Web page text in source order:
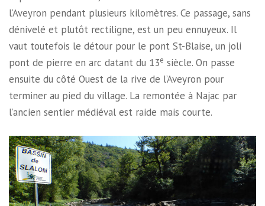
l’Aveyron pendant plusieurs kilomètres. Ce passage, sans
dénivelé et plutôt rectiligne, est un peu ennuyeux. Il
vaut toutefois le détour pour le pont St-Blaise, un joli
pont de pierre en arc datant du 13e siècle. On passe
ensuite du côté Ouest de la rive de l’Aveyron pour
terminer au pied du village. La remontée à Najac par
l’ancien sentier médiéval est raide mais courte.